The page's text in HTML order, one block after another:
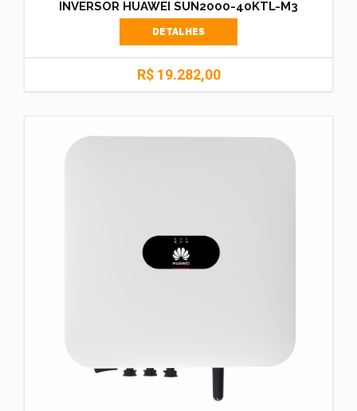
INVERSOR HUAWEI SUN2000-40KTL-M3
DETALHES
R$ 19.282,00